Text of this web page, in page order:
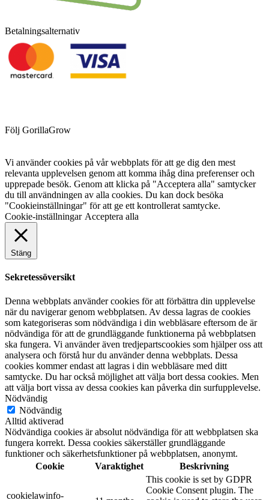
Betalningsalternativ
Följ GorillaGrow
Vi använder cookies på vår webbplats för att ge dig den mest
relevanta upplevelsen genom att komma ihåg dina preferenser och
upprepade besök. Genom att klicka på "Acceptera alla" samtycker
du till användningen av alla cookies. Du kan dock besöka
"Cookieinställningar" för att ge ett kontrollerat samtycke.
Cookie-inställningar Acceptera alla
Stäng
Sekretessöversikt
Denna webbplats använder cookies för att förbättra din upplevelse
när du navigerar genom webbplatsen. Av dessa lagras de cookies
som kategoriseras som nödvändiga i din webbläsare eftersom de är
nödvändiga för att de grundläggande funktionerna på webbplatsen
ska fungera. Vi använder även tredjepartscookies som hjälper oss att
analysera och förstå hur du använder denna webbplats. Dessa
cookies kommer endast att lagras i din webbläsare med ditt
samtycke. Du har också möjlighet att välja bort dessa cookies. Men
att välja bort vissa av dessa cookies kan påverka din surfupplevelse.
Nödvändig
Nödvändig
Alltid aktiverad
Nödvändiga cookies är absolut nödvändiga för att webbplatsen ska
fungera korrekt. Dessa cookies säkerställer grundläggande
funktioner och säkerhetsfunktioner på webbplatsen, anonymt.
Cookie
Varaktighet Beskrivning
cookielawinfo-
This cookie is set by GDPR
Cookie Consent plugin. The